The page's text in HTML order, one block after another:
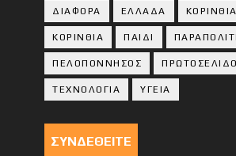
ΔΙΑΦΟΡΑ ΕΛΛΑΔΑ ΚΟΡΙΝΘΙΑ
ΚΟΡΙΝΘΙA ΠΑΙΔΙ
ΠΕΛΟΠΟΝΝΗΣΟΣ ΠΡΩΤΟΣΕΛΙΔΟ
ΤΕΧΝΟΛΟΓΙΑ ΥΓΕΙΑ
ΣΥΝΔΕΘΕΙΤΕ